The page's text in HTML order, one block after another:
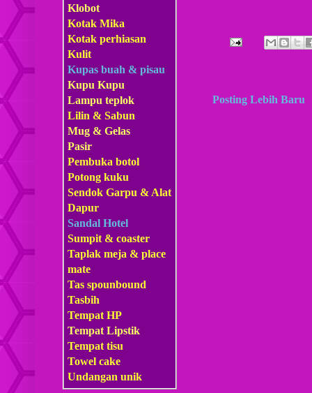
Posting Lebih Baru
Klobot
Kotak Mika
Kotak perhiasan
Kulit
Kupas buah & pisau
Kupu Kupu
Lampu teplok
Lilin & Sabun
Mug & Gelas
Pasir
Pembuka botol
Potong kuku
Sendok Garpu & Alat
Dapur
Sandal Hotel
Sumpit & coaster
Taplak meja & place
mate
Tas spounbound
Tasbih
Tempat HP
Tempat Lipstik
Tempat tisu
Towel cake
Undangan unik